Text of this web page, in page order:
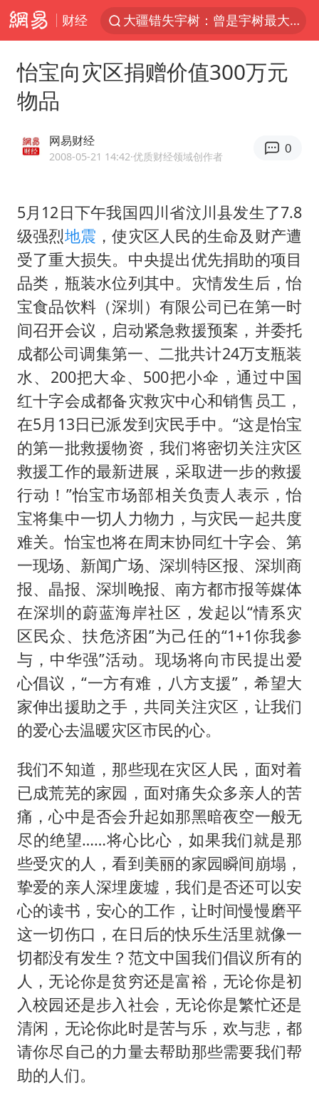
财经
路虎卫士110 HSE限时降价
上海鼓励居家办公
新疆生产建设兵团生态环境局原局长被查
费大厨口号更改 不再宣传小炒肉大王
周星驰妈妈现身香港首映礼
上海地铁4条线路全线停运
5万小车卖不动 微型代步车集体遇冷
4.2平卫生间补漏注胶花1.55万
三预警齐发 11个省份有大到暴雨
“还不如不放假”
从科技创新看开局起步的时与势
怡宝向灾区捐赠价值300万元
物品
网易财经
2008-05-21 14:42·优质财经领域创作者
0
5月12日下午我国四川省汶川县发生了7.8
级强烈地震 ，使灾区人民的生命及财产遭
受了重大损失。中央提出优先捐助的项目
品类，瓶装水位列其中。灾情发生后，怡
宝食品饮料（深圳）有限公司已在第一时
间召开会议，启动紧急救援预案，并委托
成都公司调集第一、二批共计24万支瓶装
水、200把大伞、500把小伞，通过中国
红十字会成都备灾救灾中心和销售员工，
在5月13日已派发到灾民手中。“这是怡宝
的第一批救援物资，我们将密切关注灾区
救援工作的最新进展，采取进一步的救援
行动！”怡宝市场部相关负责人表示，怡
宝将集中一切人力物力，与灾民一起共度
难关。怡宝也将在周末协同红十字会、第
一现场、新闻广场、深圳特区报、深圳商
报、晶报、深圳晚报、南方都市报等媒体
在深圳的蔚蓝海岸社区，发起以“情系灾
区民众、扶危济困”为己任的“1+1你我参
与，中华强”活动。现场将向市民提出爱
心倡议，“一方有难，八方支援”，希望大
家伸出援助之手，共同关注灾区，让我们
的爱心去温暖灾区市民的心。
我们不知道，那些现在灾区人民，面对着
已成荒芜的家园，面对痛失众多亲人的苦
痛，心中是否会升起如那黑暗夜空一般无
尽的绝望……将心比心，如果我们就是那
些受灾的人，看到美丽的家园瞬间崩塌，
挚爱的亲人深埋废墟，我们是否还可以安
心的读书，安心的工作，让时间慢慢磨平
这一切伤口，在日后的快乐生活里就像一
切都没有发生？范文中国我们倡议所有的
人，无论你是贫穷还是富裕，无论你是初
入校园还是步入社会，无论你是繁忙还是
清闲，无论你此时是苦与乐，欢与悲，都
请你尽自己的力量去帮助那些需要我们帮
助的人们。